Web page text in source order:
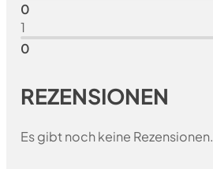
0
1
0
REZENSIONEN
Es gibt noch keine Rezensionen.